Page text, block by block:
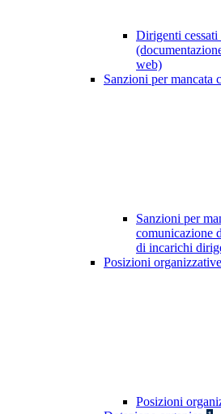
Dirigenti
web)
Sanzioni per mancata
Sanzioni per
comunicazione
di incarichi
Posizioni organizzative
Posizioni